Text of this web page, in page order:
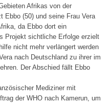
Afrikas von der
Ebbo (50) und seine Frau Vera
da Ebbo dort ein
Projekt sichtliche Erfolge erzielt
nicht mehr verlängert werden
nach Deutschland zu ihrer im
Der Abschied fällt Ebbo
Mediziner mit
der WHO nach Kamerun, um